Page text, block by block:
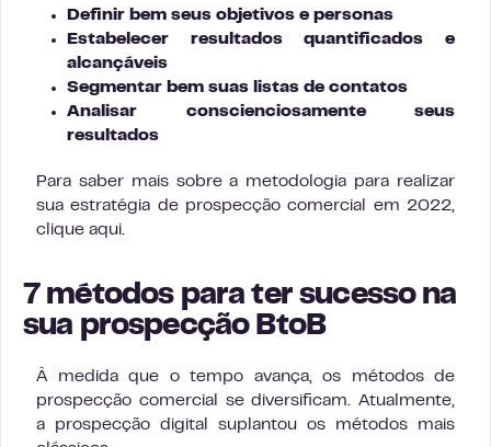
Definir bem seus objetivos e personas
Estabelecer resultados quantificados e
alcançáveis
Segmentar bem suas listas de contatos
Analisar conscienciosamente seus
resultados
Para saber mais sobre a metodologia para realizar
sua estratégia de prospecção comercial em 2022,
clique aqui.
7 métodos para ter sucesso na
sua prospecção BtoB
À medida que o tempo avança, os métodos de
prospecção comercial se diversificam. Atualmente,
a prospecção digital suplantou os métodos mais